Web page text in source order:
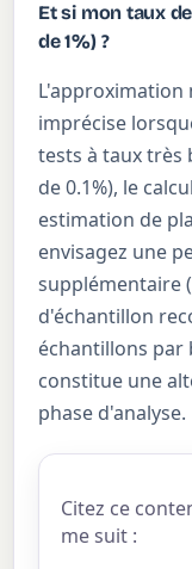
Et si mon taux
de 1%) ?
imprécise
tests à taux très
de 0.1%), le
estimation de
envisagez une
supplémentaire
d'échantillon
échantillons par
constitue une
phase d'analyse.
Citez ce
me suit :